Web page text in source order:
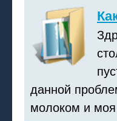
данной
молоком и